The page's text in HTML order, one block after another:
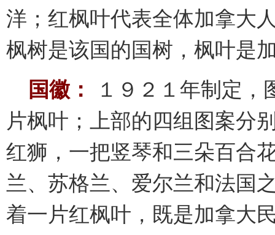
洋；红枫叶代表全体加拿大
枫树是该国的国树，枫叶是
国徽：
１９２１年制定，
片枫叶；上部的四组图案分
红狮，一把竖琴和三朵百合
兰、苏格兰、爱尔兰和法国
着一片红枫叶，既是加拿大